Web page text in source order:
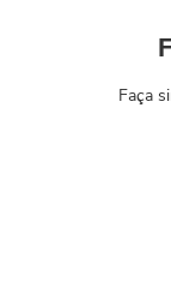
Faça